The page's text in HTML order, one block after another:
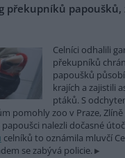
překupníků papoušků,
Celníci odhalili
překupníků
papoušků
krajích a zajistili
ptáků. S
pomohly zoo v Praze, Zlíně
nalezli dočasné
celníků to oznámila mluvčí
se zabývá policie.